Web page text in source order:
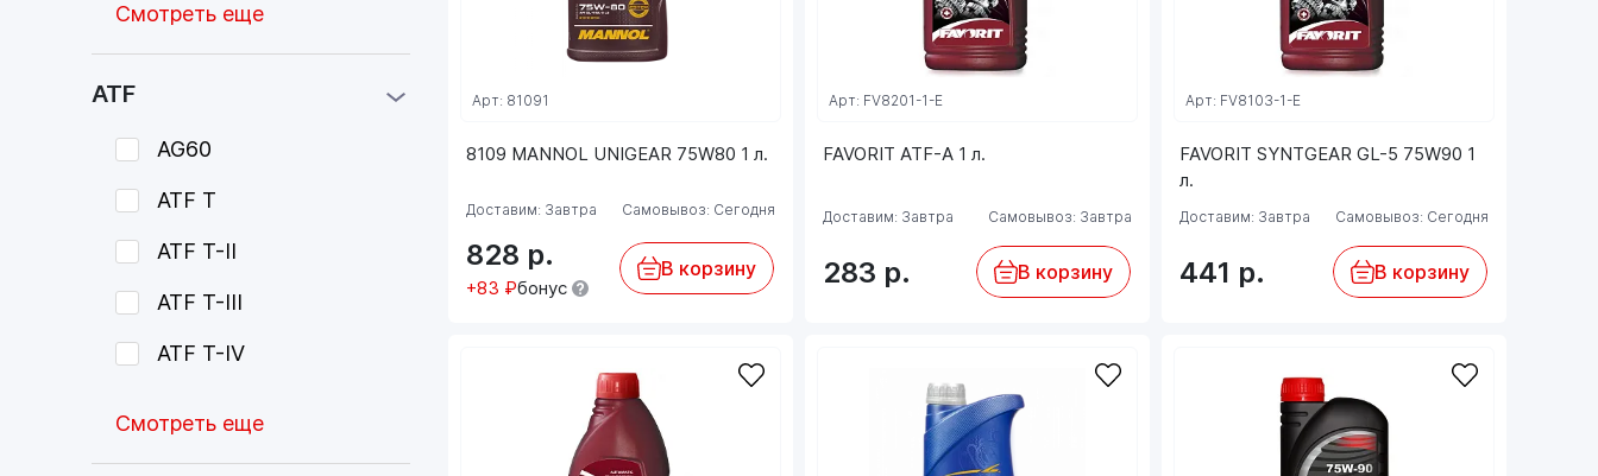
Смотреть еще
ATF
AG60
ATF T
ATF T-II
ATF T-III
ATF T-IV
Смотреть еще
8109 MANNOL UNIGEAR 75W80 1 л.
Арт: 81091
Доставим: Завтра Самовывоз: Сегодня
828 р.
+83 ₽бонус
В корзину
FAVORIT ATF-A 1 л.
Арт: FV8201-1-E
Доставим: Завтра Самовывоз: Завтра
283 р. В корзину
FAVORIT SYNTGEAR GL-5 75W90 1
л.
Арт: FV8103-1-E
Доставим: Завтра Самовывоз: Сегодня
441 р. В корзину